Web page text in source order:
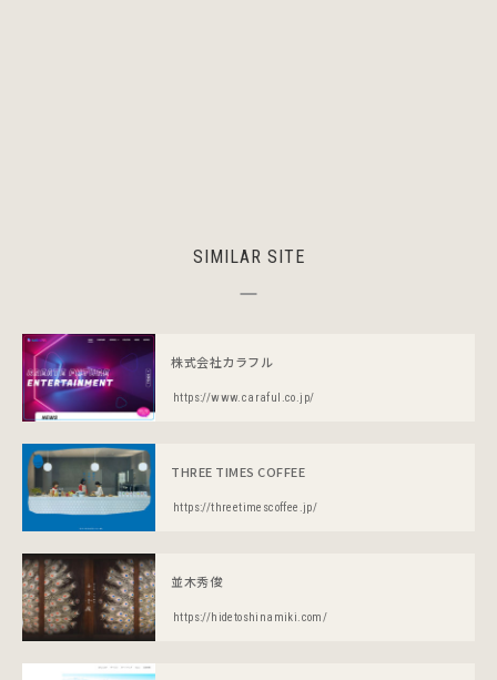
SIMILAR SITE
株式会社カラフル
https://www.caraful.co.jp/
THREE TIMES COFFEE
https://threetimescoffee.jp/
並木秀俊
https://hidetoshinamiki.com/